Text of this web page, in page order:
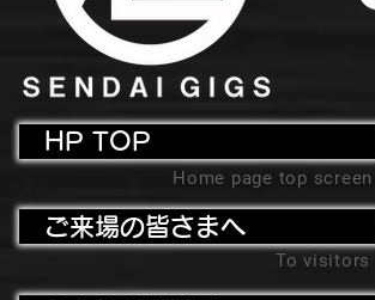
HP TOP
Home page top screen
ご来場の皆さまへ
To visitors